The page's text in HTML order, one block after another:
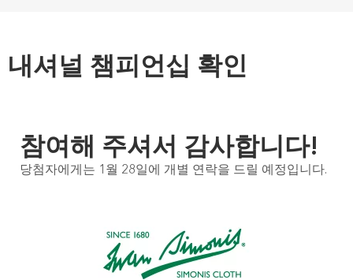
내셔널 챔피언십 확인
참여해 주셔서 감사합니다!
당첨자에게는 1월 28일에 개별 연락을 드릴 예정입니다.